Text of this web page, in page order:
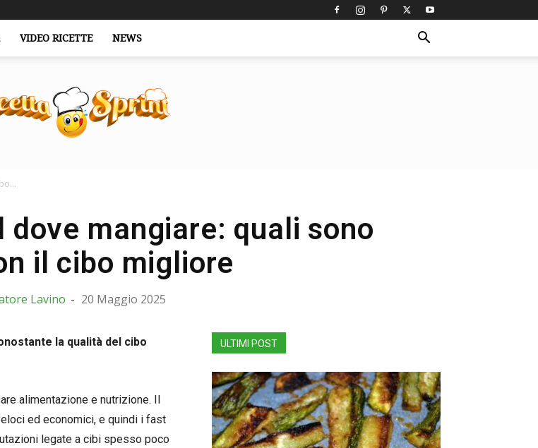
VIDEO RICETTE NEWS
mangiare: quali sono
il cibo migliore
Lavino - 20 Maggio 2025
la qualità del cibo
alimentazione e nutrizione. Il
ed economici, e quindi i fast
legate a cibi spesso poco
ULTIMI POST